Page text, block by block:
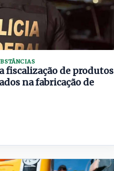
fiscalização de produtos
na fabricação de